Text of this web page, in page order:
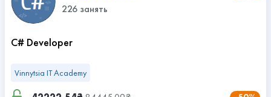
226 занять
C# Developer
Vinnytsia IT Academy